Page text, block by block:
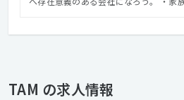
TAM の求人情報